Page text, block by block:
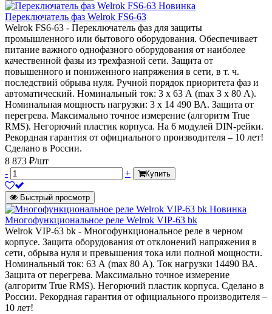
Новинка
Переключатель фаз Welrok FS6-63
Welrok FS6-63 - Переключатель фаз для защиты
промышленного или бытового оборудования. Обеспечивает
питание важного однофазного оборудования от наиболее
качественной фазы из трехфазной сети. Защита от
повышенного и пониженного напряжения в сети, в т. ч.
последствий обрыва нуля. Ручной порядок приоритета фаз и
автоматический. Номинальный ток: 3 x 63 А (max 3 x 80 А).
Номинальная мощность нагрузки: 3 x 14 490 ВА. Защита от
перегрева. Максимально точное измерение (алгоритм True
RMS). Негорючий пластик корпуса. На 6 модулей DIN-рейки.
Рекордная гарантия от официального производителя – 10 лет!
Сделано в России.
8 873 ₽/шт
-
+ Купить
Быстрый просмотр
Новинка
Многофункциональное реле Welrok VIP-63 bk
Welrok VIP-63 bk - Многофункциональное реле в черном
корпусе. Защита оборудования от отклонений напряжения в
сети, обрыва нуля и превышения тока или полной мощности.
Номинальный ток: 63 А (max 80 А). Ток нагрузки 14490 ВА.
Защита от перегрева. Максимально точное измерение
(алгоритм True RMS). Негорючий пластик корпуса. Сделано в
России. Рекордная гарантия от официального производителя –
10 лет!